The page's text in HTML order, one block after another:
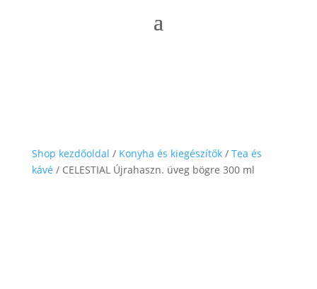
Shop kezdőoldal / Konyha és kiegészítők/ Tea és
kávé / CELESTIAL Újrahaszn. üveg bögre 300 ml